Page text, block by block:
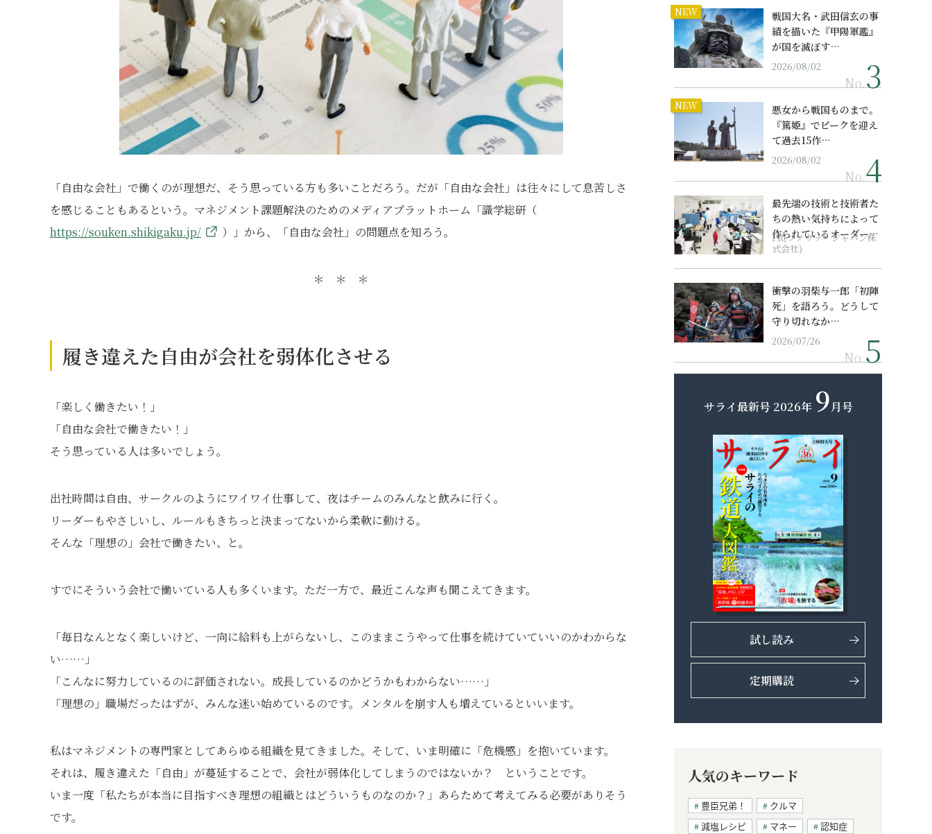
「自由な会社」で働くのが理想だ、そう思っている方も多いことだろう。だが「自由な会社」は往々にして息苦しさ
を感じることもあるという。マネジメント課題解決のためのメディアプラットホーム「識学総研（
https://souken.shikigaku.jp/
）」から、「自由な会社」の問題点を知ろう。
＊ ＊ ＊
履き違えた自由が会社を弱体化させる
「楽しく働きたい！」
「自由な会社で働きたい！」
そう思っている人は多いでしょう。
出社時間は自由、サークルのようにワイワイ仕事して、夜はチームのみんなと飲みに行く。
リーダーもやさしいし、ルールもきちっと決まってないから柔軟に動ける。
そんな「理想の」会社で働きたい、と。
すでにそういう会社で働いている人も多くいます。ただ一方で、最近こんな声も聞こえてきます。
「毎日なんとなく楽しいけど、一向に給料も上がらないし、このままこうやって仕事を続けていていいのかわからな
い……」
「こんなに努力しているのに評価されない。成長しているのかどうかもわからない……」
「理想の」職場だったはずが、みんな迷い始めているのです。メンタルを崩す人も増えているといいます。
私はマネジメントの専門家としてあらゆる組織を見てきました。そして、いま明確に「危機感」を抱いています。
それは、履き違えた「自由」が蔓延することで、会社が弱体化してしまうのではないか？ ということです。
いま一度「私たちが本当に目指すべき理想の組織とはどういうものなのか？」あらためて考えてみる必要がありそう
です。
NEW
戦国大名・武田信玄の事
績を描いた『甲陽軍鑑』
が国を滅ぼす…
2026/08/02
No.
NEW
悪女から戦国ものまで。
『篤姫』でピークを迎え
て過去15作…
2026/08/02
No.
最先端の技術と技術者た
ちの熱い気持ちによって
作られているオーダーメ
イド補聴器
PR(ソノヴァ・ジャパン株
式会社)
衝撃の羽柴与一郎「初陣
死」を語ろう。どうして
守り切れなか…
2026/07/26
No.
サライ最新号 2026年 9月号
試し読み
定期購読
人気のキーワード
豊臣兄弟！
クルマ
減塩レシピ
マネー
認知症